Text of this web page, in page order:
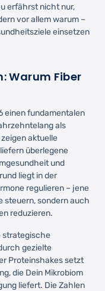
erfährst nicht nur,
vor allem warum –
einsetzen
Warum Fiber
einen fundamentalen
als
aktuelle
liefern überlegene
und
liegt in der
regulieren – jene
steuern, sondern auch
reduzieren.
strategische
gezielte
Proteinshakes setzt
die Dein Mikrobiom
liefert. Die Zahlen